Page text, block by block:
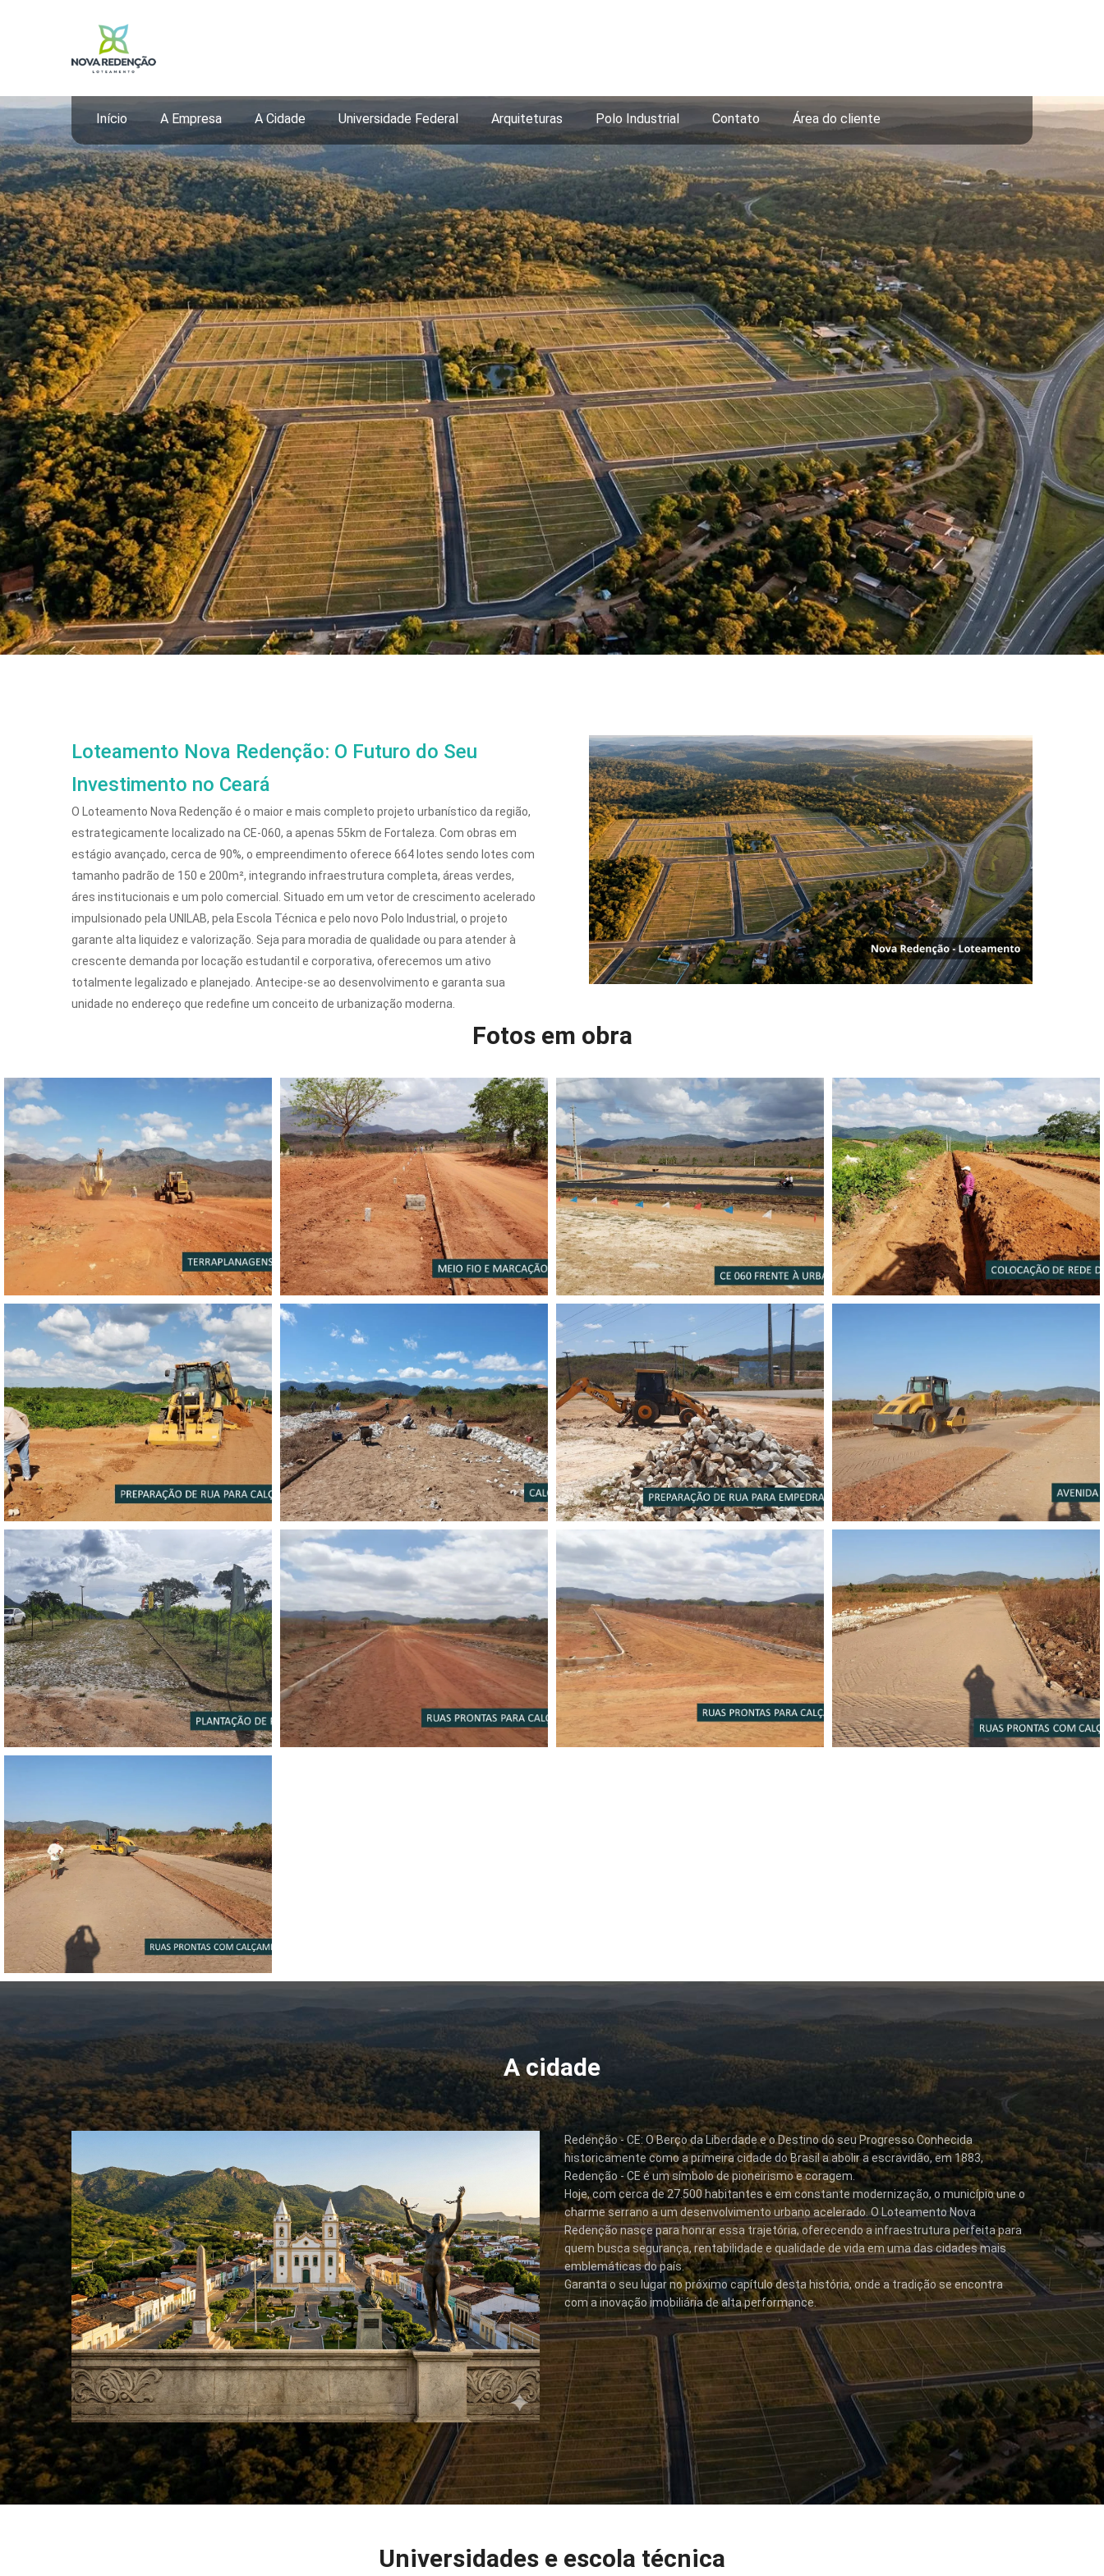
Início A Empresa A Cidade Universidade Federal Arquiteturas Polo Industrial Contato Área do cliente
Loteamento Nova Redenção: O Futuro do Seu
Investimento no Ceará
O Loteamento Nova Redenção é o maior e mais completo projeto urbanístico da região,
estrategicamente localizado na CE-060, a apenas 55km de Fortaleza. Com obras em
estágio avançado, cerca de 90%, o empreendimento oferece 664 lotes sendo lotes com
tamanho padrão de 150 e 200m², integrando infraestrutura completa, áreas verdes,
áres institucionais e um polo comercial. Situado em um vetor de crescimento acelerado
impulsionado pela UNILAB, pela Escola Técnica e pelo novo Polo Industrial, o projeto
garante alta liquidez e valorização. Seja para moradia de qualidade ou para atender à
crescente demanda por locação estudantil e corporativa, oferecemos um ativo
totalmente legalizado e planejado. Antecipe-se ao desenvolvimento e garanta sua
unidade no endereço que redefine um conceito de urbanização moderna.
Fotos em obra
A cidade
Redenção - CE: O Berço da Liberdade e o Destino do seu Progresso Conhecida
historicamente como a primeira cidade do Brasil a abolir a escravidão, em 1883,
Redenção - CE é um símbolo de pioneirismo e coragem.
Hoje, com cerca de 27.500 habitantes e em constante modernização, o município une o
charme serrano a um desenvolvimento urbano acelerado. O Loteamento Nova
Redenção nasce para honrar essa trajetória, oferecendo a infraestrutura perfeita para
quem busca segurança, rentabilidade e qualidade de vida em uma das cidades mais
emblemáticas do país.
Garanta o seu lugar no próximo capítulo desta história, onde a tradição se encontra
com a inovação imobiliária de alta performance.
Universidades e escola técnica